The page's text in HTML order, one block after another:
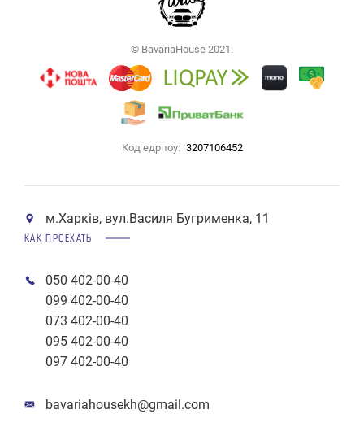
© BavariaHouse 2021.
Код едрпоу: 3207106452
м.Харків, вул.Василя Бугрименка, 11
КАК ПРОЕХАТЬ
050 402-00-40
099 402-00-40
073 402-00-40
095 402-00-40
097 402-00-40
bavariahousekh@gmail.com